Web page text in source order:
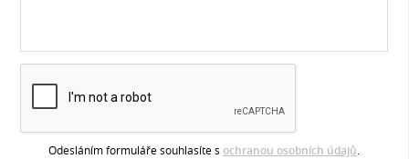
Odesláním formuláře souhlasíte s ochranou osobních údajů